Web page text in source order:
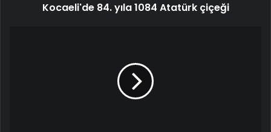
Kocaeli'de 84. yıla 1084 Atatürk çiçeği